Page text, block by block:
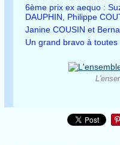
6ème prix ex aequo :
DAUPHIN, Philippe
Janine COUSIN et
Un grand bravo à